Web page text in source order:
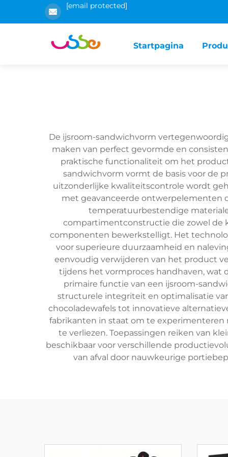
[email protected]
Startpagina
De ijsroom-sandwichvorm
maken van perfect gevormde en
praktische functionaliteit om het
sandwichvorm vormt de basis voor de
uitzonderlijke kwaliteitscontrole wordt
met geavanceerde ontwerpelementen
temperatuurbestendige
compartimentconstructie die zowel de
componenten bewerkstelligt. Het
voor superieure duurzaamheid en
eenvoudig verwijderen van het product
tijdens het vormproces handhaven,
primaire functie van een ijsroom-
structurele integriteit en optimalisatie
chocoladewafels tot innovatieve
fabrikanten in staat om te
te verliezen. Toepassingen reiken van
beschikbaar voor verschillende
van afval door nauwkeurige